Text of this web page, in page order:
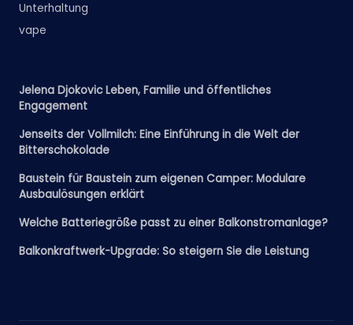
Unterhaltung
vape
Jelena Djokovic Leben, Familie und öffentliches
Engagement
Jenseits der Vollmilch: Eine Einführung in die Welt der
Bitterschokolade
Baustein für Baustein zum eigenen Camper: Modulare
Ausbaulösungen erklärt
Welche Batteriegröße passt zu einer Balkonstromanlage?
Balkonkraftwerk-Upgrade: So steigern Sie die Leistung